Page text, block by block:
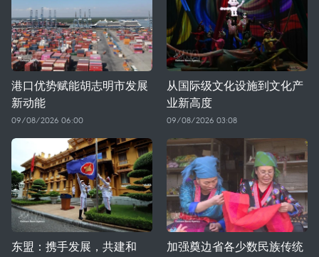
港口优势赋能胡志明市发展
新动能
09/08/2026 06:00
从国际级文化设施到文化产
业新高度
09/08/2026 03:08
东盟：携手发展，共建和
加强奠边省各少数民族传统